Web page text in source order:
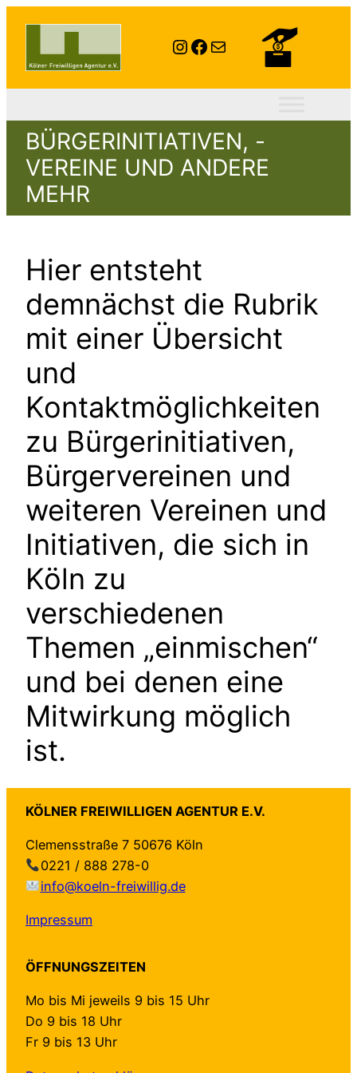
Instagram
Facebook
E-Mail
BÜRGERINITIATIVEN, -
VEREINE UND ANDERE
MEHR
Hier entsteht
demnächst die Rubrik
mit einer Übersicht
und
Kontaktmöglichkeiten
zu Bürgerinitiativen,
Bürgervereinen und
weiteren Vereinen und
Initiativen, die sich in
Köln zu
verschiedenen
Themen „einmischen“
und bei denen eine
Mitwirkung möglich
ist.
KÖLNER FREIWILLIGEN AGENTUR E.V.
Clemensstraße 7 50676 Köln
0221 / 888 278-0
info@koeln-freiwillig.de
Impressum
ÖFFNUNGSZEITEN
Mo bis Mi jeweils 9 bis 15 Uhr
Do 9 bis 18 Uhr
Fr 9 bis 13 Uhr